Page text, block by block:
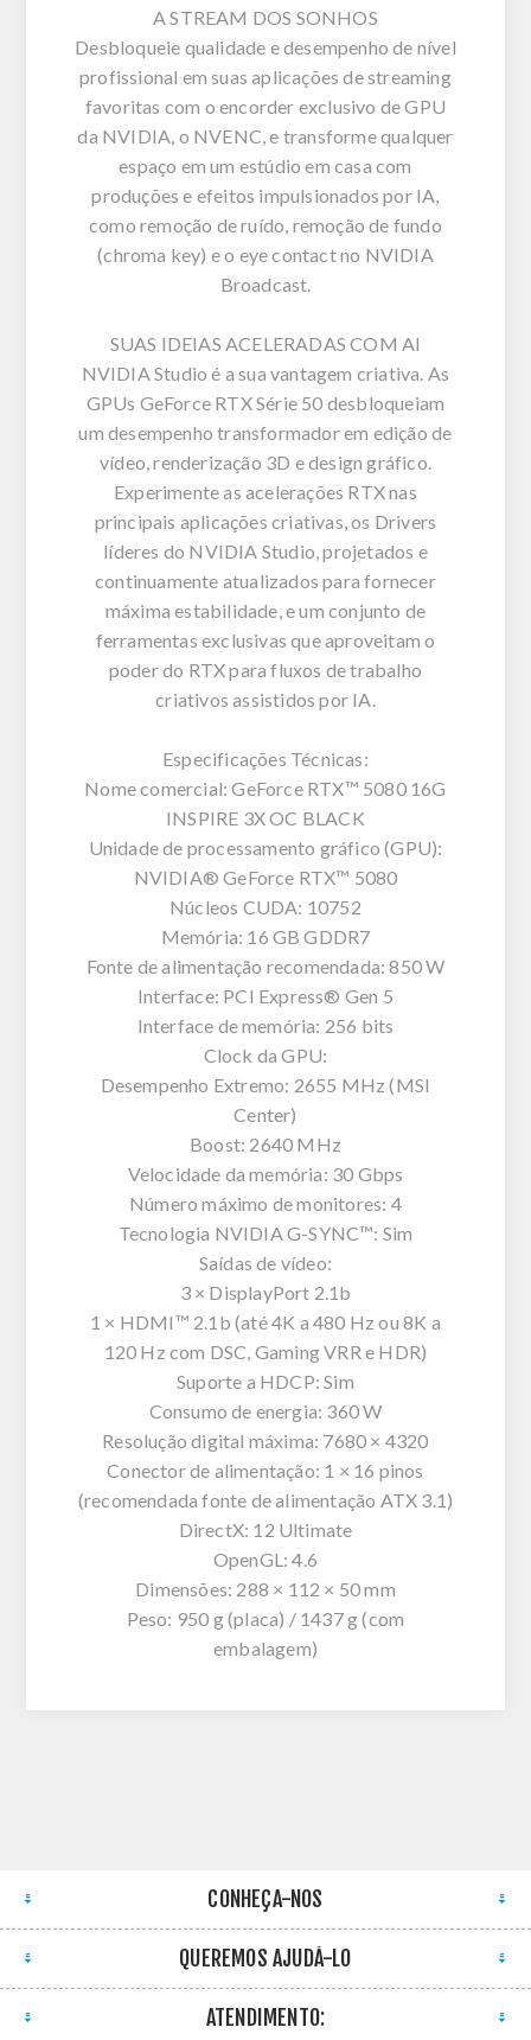
A STREAM DOS SONHOS
Desbloqueie qualidade e desempenho de nível
profissional em suas aplicações de streaming
favoritas com o encorder exclusivo de GPU
da NVIDIA, o NVENC, e transforme qualquer
espaço em um estúdio em casa com
produções e efeitos impulsionados por IA,
como remoção de ruído, remoção de fundo
(chroma key) e o eye contact no NVIDIA
Broadcast.
SUAS IDEIAS ACELERADAS COM AI
NVIDIA Studio é a sua vantagem criativa. As
GPUs GeForce RTX Série 50 desbloqueiam
um desempenho transformador em edição de
vídeo, renderização 3D e design gráfico.
Experimente as acelerações RTX nas
principais aplicações criativas, os Drivers
líderes do NVIDIA Studio, projetados e
continuamente atualizados para fornecer
máxima estabilidade, e um conjunto de
ferramentas exclusivas que aproveitam o
poder do RTX para fluxos de trabalho
criativos assistidos por IA.
Especificações Técnicas:
Nome comercial: GeForce RTX™ 5080 16G
INSPIRE 3X OC BLACK
Unidade de processamento gráfico (GPU):
NVIDIA® GeForce RTX™ 5080
Núcleos CUDA: 10752
Memória: 16 GB GDDR7
Fonte de alimentação recomendada: 850 W
Interface: PCI Express® Gen 5
Interface de memória: 256 bits
Clock da GPU:
Desempenho Extremo: 2655 MHz (MSI
Center)
Boost: 2640 MHz
Velocidade da memória: 30 Gbps
Número máximo de monitores: 4
Tecnologia NVIDIA G-SYNC™: Sim
Saídas de vídeo:
3 × DisplayPort 2.1b
1 × HDMI™ 2.1b (até 4K a 480 Hz ou 8K a
120 Hz com DSC, Gaming VRR e HDR)
Suporte a HDCP: Sim
Consumo de energia: 360 W
Resolução digital máxima: 7680 × 4320
Conector de alimentação: 1 × 16 pinos
(recomendada fonte de alimentação ATX 3.1)
DirectX: 12 Ultimate
OpenGL: 4.6
Dimensões: 288 × 112 × 50 mm
Peso: 950 g (placa) / 1437 g (com
embalagem)
CONHEÇA-NOS
QUEREMOS AJUDÁ-LO
ATENDIMENTO: